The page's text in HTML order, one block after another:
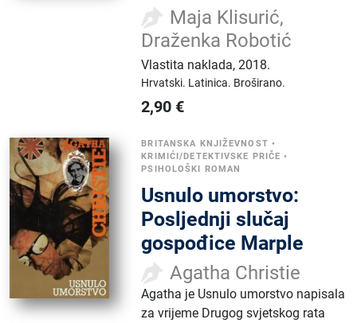
Maja Klisurić,
Draženka Robotić
Vlastita naklada,2018.
Hrvatski. Latinica. Broširano.
2,90 €
BRITANSKA KNJIŽEVNOST •
KRIMIĆI/DETEKTIVSKE PRIČE •
PSIHOLOŠKI ROMAN
Usnulo umorstvo:
Posljednji slučaj
gospođice Marple
Agatha Christie
Agatha je Usnulo umorstvo napisala
za vrijeme Drugog svjetskog rata